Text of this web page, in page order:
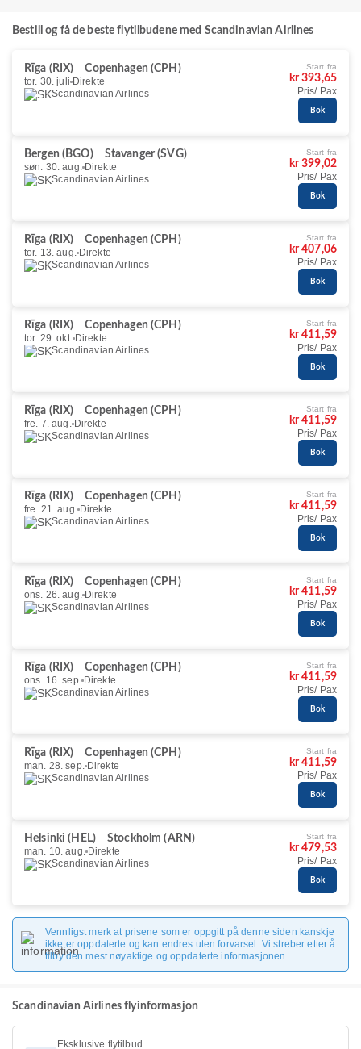
Bestill og få de beste flytilbudene med Scandinavian Airlines
Rīga (RIX)
Copenhagen (CPH)
tor. 30. juli Direkte
Scandinavian Airlines
Start fra
kr 393,65
Pris/ Pax
Bok
Bergen (BGO)
Stavanger (SVG)
søn. 30. aug. Direkte
Scandinavian Airlines
Start fra
kr 399,02
Pris/ Pax
Bok
Rīga (RIX)
Copenhagen (CPH)
tor. 13. aug. Direkte
Scandinavian Airlines
Start fra
kr 407,06
Pris/ Pax
Bok
Rīga (RIX)
Copenhagen (CPH)
tor. 29. okt. Direkte
Scandinavian Airlines
Start fra
kr 411,59
Pris/ Pax
Bok
Rīga (RIX)
Copenhagen (CPH)
fre. 7. aug. Direkte
Scandinavian Airlines
Start fra
kr 411,59
Pris/ Pax
Bok
Rīga (RIX)
Copenhagen (CPH)
fre. 21. aug. Direkte
Scandinavian Airlines
Start fra
kr 411,59
Pris/ Pax
Bok
Rīga (RIX)
Copenhagen (CPH)
ons. 26. aug. Direkte
Scandinavian Airlines
Start fra
kr 411,59
Pris/ Pax
Bok
Rīga (RIX)
Copenhagen (CPH)
ons. 16. sep. Direkte
Scandinavian Airlines
Start fra
kr 411,59
Pris/ Pax
Bok
Rīga (RIX)
Copenhagen (CPH)
man. 28. sep. Direkte
Scandinavian Airlines
Start fra
kr 411,59
Pris/ Pax
Bok
Helsinki (HEL)
Stockholm (ARN)
man. 10. aug. Direkte
Scandinavian Airlines
Start fra
kr 479,53
Pris/ Pax
Bok
Vennligst merk at prisene som er oppgitt på denne siden kanskje
ikke er oppdaterte og kan endres uten forvarsel. Vi streber etter å
tilby den mest nøyaktige og oppdaterte informasjonen.
Scandinavian Airlines flyinformasjon
Eksklusive flytilbud